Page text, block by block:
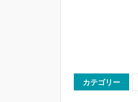
カテゴリー